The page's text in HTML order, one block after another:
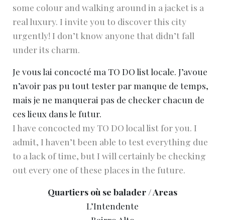
some colour and walking around in a jacket is a
real luxury. I invite you to discover this city
urgently! I don’t know anyone that didn’t fall
under its charm.
Je vous lai concocté ma TO DO list locale. J’avoue
n’avoir pas pu tout tester par manque de temps,
mais je ne manquerai pas de checker chacun de
ces lieux dans le futur.
I have concocted my TO DO local list for you. I
admit, I haven’t been able to test everything due
to a lack of time, but I will certainly be checking
out every one of these places in the future.
Quartiers où se balader / Areas
L’Intendente